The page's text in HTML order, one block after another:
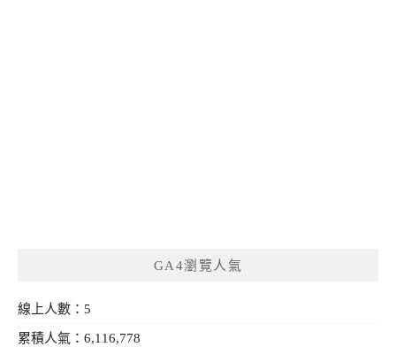
GA4瀏覽人氣
線上人數：5
累積人氣：6,116,778